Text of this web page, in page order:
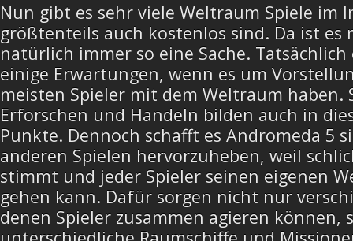
Nun gibt es sehr viele Weltraum Spiele im
größtenteils auch kostenlos sind. Da ist es
natürlich immer so eine Sache.
einige Erwartungen, wenn es um
meisten Spieler mit dem Weltraum haben.
Erforschen und Handeln bilden auch in
Punkte. Dennoch schafft es Andromeda 5
anderen Spielen hervorzuheben, weil
stimmt und jeder Spieler seinen eigenen
gehen kann. Dafür sorgen nicht nur
denen Spieler zusammen agieren können,